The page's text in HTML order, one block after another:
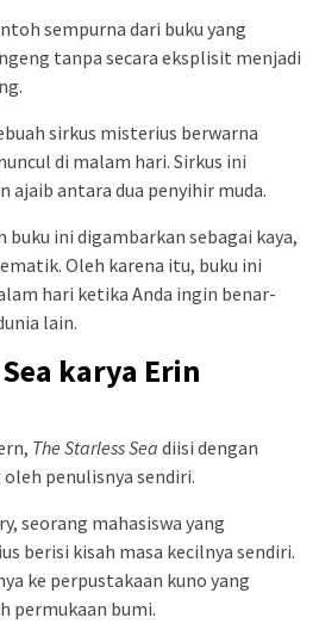
sempurna dari buku yang
tanpa secara eksplisit menjadi
sirkus misterius berwarna
di malam hari. Sirkus ini
ajaib antara dua penyihir muda.
ini digambarkan sebagai kaya,
Oleh karena itu, buku ini
hari ketika Anda ingin benar-
lain.
karya Erin
The Starless Sea diisi dengan
penulisnya sendiri.
seorang mahasiswa yang
berisi kisah masa kecilnya sendiri.
ke perpustakaan kuno yang
permukaan bumi.